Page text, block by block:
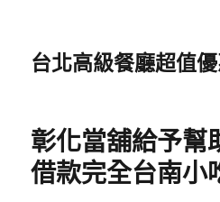
台北高級餐廳超值
彰化當舖給予幫
借款完全台南小